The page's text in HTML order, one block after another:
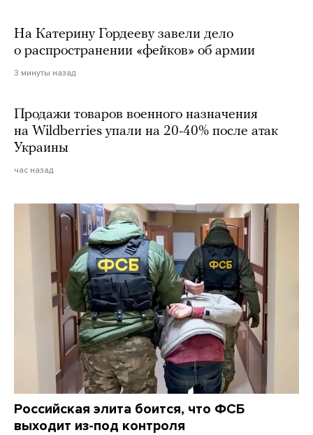
На Катерину Гордееву завели дело
о распространении «фейков» об армии
3 минуты назад
Продажи товаров военного назначения
на Wildberries упали на 20-40% после атак
Украины
час назад
Российская элита боится, что ФСБ
выходит из-под контроля